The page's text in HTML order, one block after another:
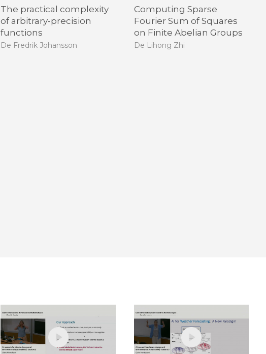
The practical complexity
of arbitrary-precision
functions
De Fredrik Johansson
Computing Sparse
Fourier Sum of Squares
on Finite Abelian Groups
De Lihong Zhi